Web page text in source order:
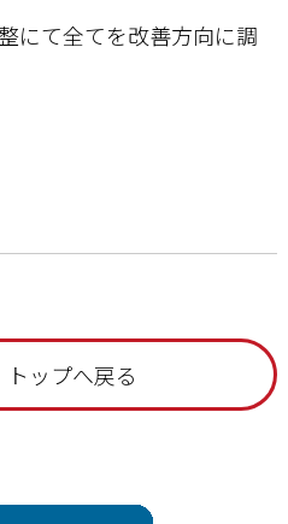
にて全てを改善方向に調
ップへ戻る